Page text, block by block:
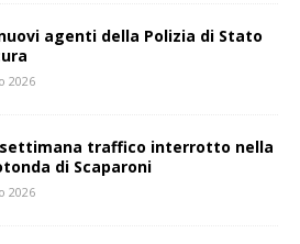
agenti della Polizia di Stato
2026
settimana traffico interrotto nella
di Scaparoni
2026